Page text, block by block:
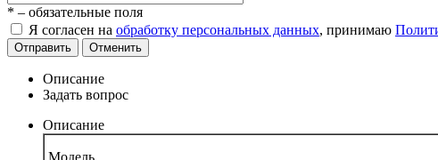
* – обязательные поля
Я согласен на обработку персональных данных, принимаю
Отправить Отменить
Описание
Задать вопрос
Описание